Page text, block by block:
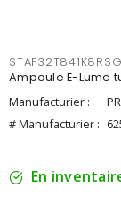
Ampoule E-Lume
Manufacturier :
# Manufacturier :
En